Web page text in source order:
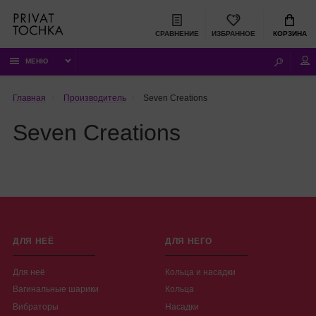
СРАВНЕНИЕ ИЗБРАННОЕ КОРЗИНА
МЕНЮ
Главная Производитель Seven Creations
Seven Creations
ДЛЯ НЕЁ
Для неё
Вагинальные шарики
Вибраторы
ДЛЯ НЕГО
Кольца и насадки
Кольца
Насадки